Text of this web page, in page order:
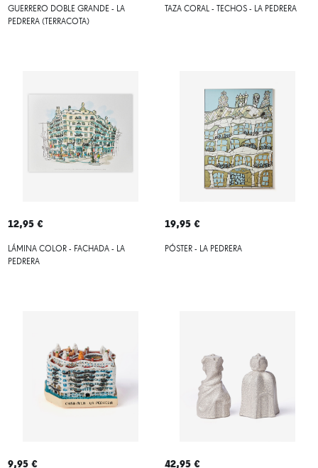
GUERRERO DOBLE GRANDE - LA
PEDRERA (TERRACOTA)
TAZA CORAL - TECHOS - LA PEDRERA
12,95 €
LÁMINA COLOR - FACHADA - LA
PEDRERA
19,95 €
PÓSTER - LA PEDRERA
9,95 € 42,95 €